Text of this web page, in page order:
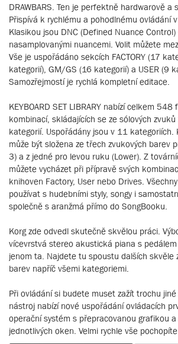
DRAWBARS. Ten je perfektně hardwarově a
Přispívá k rychlému a pohodlnému ovládání
Klasikou jsou DNC (Defined Nuance
nasamplovanými nuancemi. Volit můžete
Vše je uspořádáno sekcích FACTORY (17
kategorií), GM/GS (16 kategorií) a USER (9
Samozřejmostí je rychlá kompletní editace.
KEYBOARD SET LIBRARY nabízí celkem
kombinací, skládajících se ze sólových zvuků
kategorií. Uspořádány jsou v 11 kategoriích.
může být složena ze třech zvukových barev
3) a z jedné pro levou ruku (Lower). Z
můžete vycházet při přípravě svých
knihoven Factory, User nebo Drives.
používat s hudebními styly, songy i
společně s aranžmá přímo do SongBooku.
Korg zde odvedl skutečně skvělou práci.
vícevrstvá stereo akustická piana s
jenom ta. Najdete tu spoustu dalších skvěle
barev napříč všemi kategoriemi.
Při ovládání si budete muset zažít trochu
nástroj nabízí nové uspořádání ovládacích
operační systém s přepracovanou grafikou
jednotlivých oken. Velmi rychle vše